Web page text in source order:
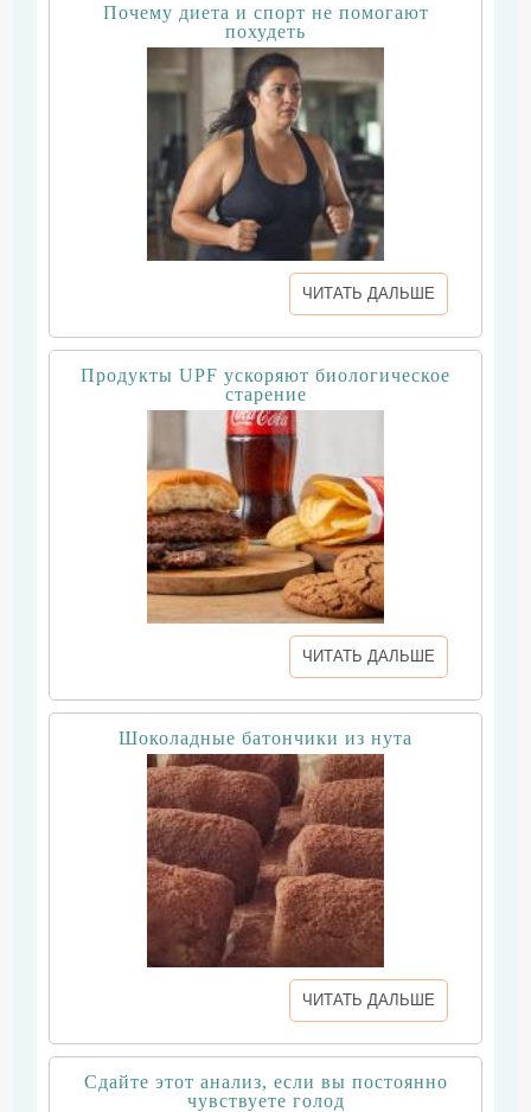
Почему диета и спорт не помогают
похудеть
ЧИТАТЬ ДАЛЬШЕ
Продукты UPF ускоряют биологическое
старение
ЧИТАТЬ ДАЛЬШЕ
Шоколадные батончики из нута
ЧИТАТЬ ДАЛЬШЕ
Сдайте этот анализ, если вы постоянно
чувствуете голод